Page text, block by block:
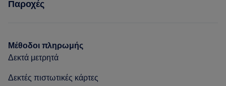
Νύχια
Παροχές
Μέθοδοι πληρωμής
Δεκτά μετρητά
Δεκτές πιστωτικές κάρτες